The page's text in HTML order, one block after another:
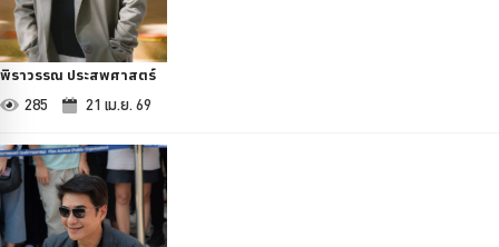
พิราวรรณ ประสพศาสตร์
285 21 เม.ย. 69